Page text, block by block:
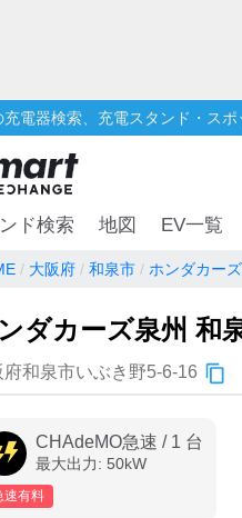
電器検索、充電スタンド・スポ
ド検索 地図 EV一覧
大阪府 和泉市 ホンダカー
ダカーズ泉州 和
府和泉市いぶき野5-6-16
CHAdeMO急速 / 1 台
最大出力: 50kW
速有料